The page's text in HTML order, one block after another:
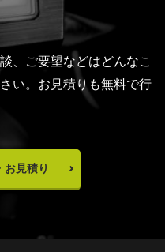
、ご要望などはどんなこ
い。
お見積りも無料で行
お見積り